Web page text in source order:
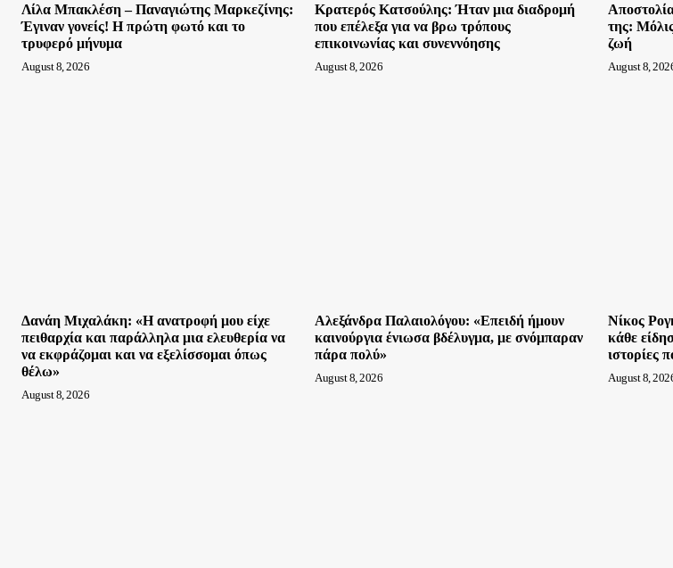
Λίλα Μπακλέση – Παναγιώτης Μαρκεζίνης:
Έγιναν γονείς! Η πρώτη φωτό και το
τρυφερό μήνυμα
August 8, 2026
Κρατερός Κατσούλης: Ήταν μια διαδρομή
που επέλεξα για να βρω τρόπους
επικοινωνίας και συνεννόησης
August 8, 2026
της:
ζωή
August 8,
Δανάη Μιχαλάκη: «Η ανατροφή μου είχε
πειθαρχία και παράλληλα μια ελευθερία να
να εκφράζομαι και να εξελίσσομαι όπως
θέλω»
August 8, 2026
Αλεξάνδρα Παλαιολόγου: «Επειδή ήμουν
καινούργια ένιωσα βδέλυγμα, με σνόμπαραν
πάρα πολύ»
August 8, 2026
Νίκος
κάθε
ιστορίες
August 8,